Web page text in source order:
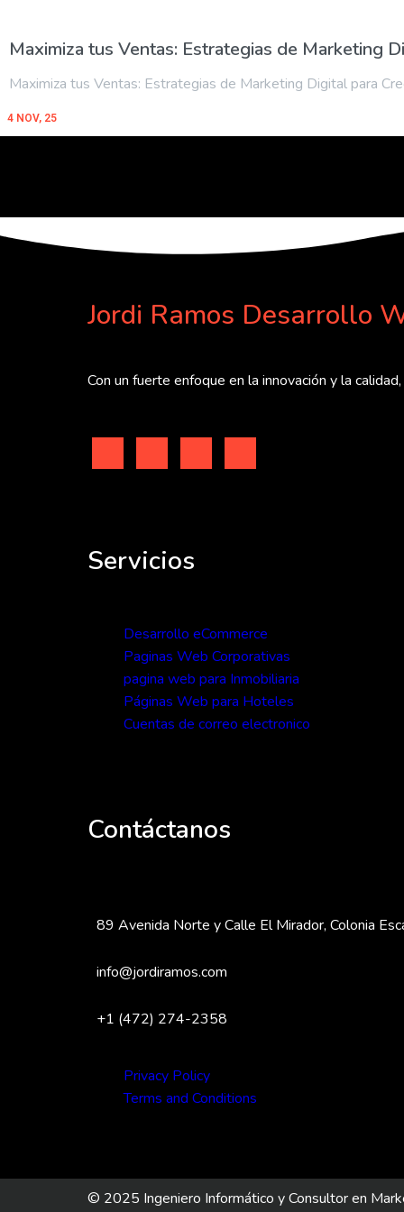
Maximiza tus Ventas: Estrategias de Marketing
4 NOV, 25
Maximiza tus Ventas: Estrategias de Marketing Digital para
Jordi Ramos Desarrollo
Con un fuerte enfoque en la innovación y la
Servicios
Desarrollo eCommerce
Paginas Web Corporativas
pagina web para Inmobiliaria
Páginas Web para Hoteles
Cuentas de correo electronico
Contáctanos
89 Avenida Norte y Calle El Mirador, Colonia
info@jordiramos.com
+1 (472) 274-2358
Privacy Policy
Terms and Conditions
© 2025 Ingeniero Informático y Consultor en